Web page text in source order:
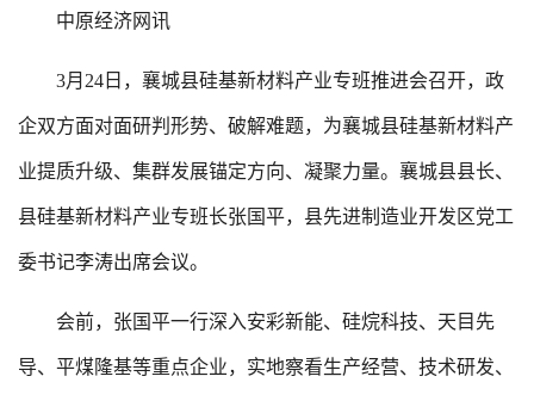
中原经济网讯
3月24日，襄城县硅基新材料产业专班推进会召开，政
企双方面对面研判形势、破解难题，为襄城县硅基新材料产
业提质升级、集群发展锚定方向、凝聚力量。襄城县县长、
县硅基新材料产业专班长张国平，县先进制造业开发区党工
委书记李涛出席会议。
会前，张国平一行深入安彩新能、硅烷科技、天目先
导、平煤隆基等重点企业，实地察看生产经营、技术研发、